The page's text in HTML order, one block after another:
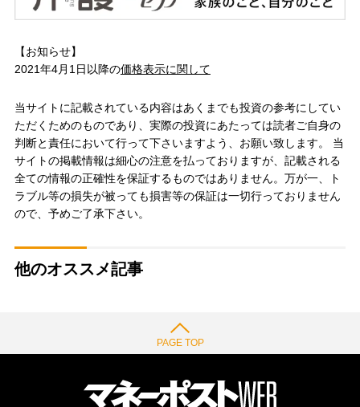
【お知らせ】
2021年4月1日以降の価格表示に関して
当サイトに記載されている内容はあくまでも投資の参考にしてい
ただくためのものであり、実際の投資にあたっては読者ご自身の
判断と責任において行って下さいますよう、お願い致します。 当
サイトの掲載情報は細心の注意を払っておりますが、記載される
全ての情報の正確性を保証するものではありません。万が一、ト
ラブル等の損失が被っても損害等の保証は一切行っておりません
ので、予めご了承下さい。
他のオススメ記事
PAGE TOP